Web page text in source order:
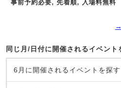
事前予約必要, 先着順, 入場料無料
同じ月/日付に開催されるイベント
6月に開催されるイベントを探す